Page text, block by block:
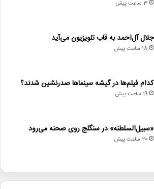
3 ساعت پیش
جلال آل‌احمد به قاب تلویزیون می‌آید
18 ساعت پیش
کدام فیلم‌ها در گیشه سینماها صدرنشین شدند؟
19 ساعت پیش
«سبیل‌السلطنه» در سنگلج روی صحنه می‌رود
20 ساعت پیش